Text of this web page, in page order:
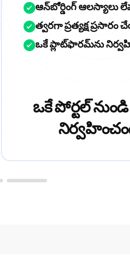
ఆన్‌బోర్డింగ్ ఆలస్యాలు
త్వరగా ప్రత్యక్ష ప్రసారం
ఒకే ప్లాట్‌ఫారమ్‌ను
ఒకే పోర్టల్